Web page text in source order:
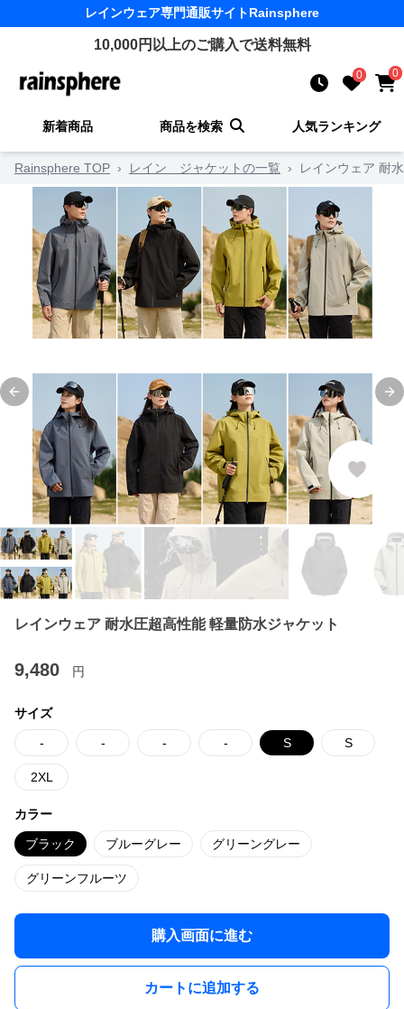
レインウェア専門通販サイトRainsphere
10,000円以上のご購入で送料無料
0 0
新着商品 商品を検索 人気ランキング
Rainsphere TOP › レイン ジャケットの一覧 › レインウェア 耐
Previous slide
レインウェア 耐水圧超高性能 軽量防水ジャケット
9,480 円
サイズ
- - - - S S
2XL
カラー
ブラック ブルーグレー グリーングレー
グリーンフルーツ
購入画面に進む
カートに追加する